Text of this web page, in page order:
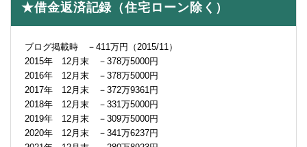
★借金返済記録（住宅ローン除く）
ブログ掲載時 －411万円（2015/11）
2015年 12月末 －378万5000円
2016年 12月末 －378万5000円
2017年 12月末 －372万9361円
2018年 12月末 －331万5000円
2019年 12月末 －309万5000円
2020年 12月末 －341万6237円